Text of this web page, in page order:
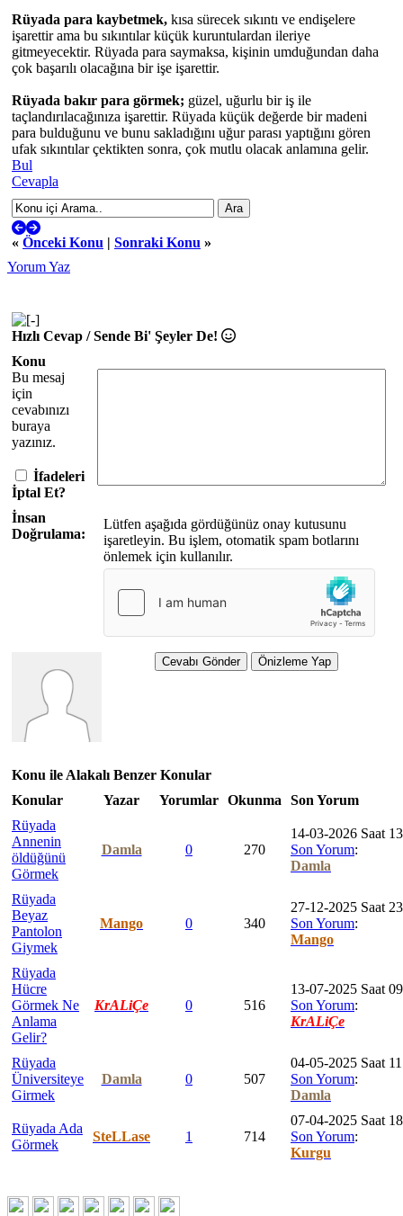
Rüyada para kaybetmek, kısa sürecek sıkıntı ve endişelere
işarettir ama bu sıkıntılar küçük kuruntulardan ileriye
gitmeyecektir. Rüyada para saymaksa, kişinin umduğundan daha
çok başarılı olacağına bir işe işarettir.
Rüyada bakır para görmek; güzel, uğurlu bir iş ile
taçlandırılacağınıza işarettir. Rüyada küçük değerde bir madeni
para bulduğunu ve bunu sakladığını uğur parası yaptığını gören
ufak sıkıntılar çektikten sonra, çok mutlu olacak anlamına gelir.
Bul
Cevapla
« Önceki Konu | Sonraki Konu »
Yorum Yaz
Hızlı Cevap / Sende Bi' Şeyler De!
Konu
Bu mesaj
için
cevabınızı
buraya
yazınız.
İfadeleri
İptal Et?
İnsan
Doğrulama:
Lütfen aşağıda gördüğünüz onay kutusunu
işaretleyin. Bu işlem, otomatik spam botlarını
önlemek için kullanılır.
Konu ile Alakalı Benzer Konular
Konular
Yazar Yorumlar Okunma
Son Yorum
Rüyada
Annenin
öldüğünü
Görmek
Damla 0 270
14-03-2026 Saat
Son Yorum:
Damla
Rüyada
Beyaz
Pantolon
Giymek
Mango 0 340
27-12-2025 Saat
Son Yorum:
Mango
Rüyada
Hücre
Görmek Ne
Anlama
Gelir?
KrALiÇe 0 516
13-07-2025 Saat
Son Yorum:
KrALiÇe
Rüyada
Üniversiteye
Girmek
Damla 0 507
04-05-2025 Saat
Son Yorum:
Damla
Rüyada Ada
Görmek
SteLLase 1 714
07-04-2025 Saat
Son Yorum:
Kurgu